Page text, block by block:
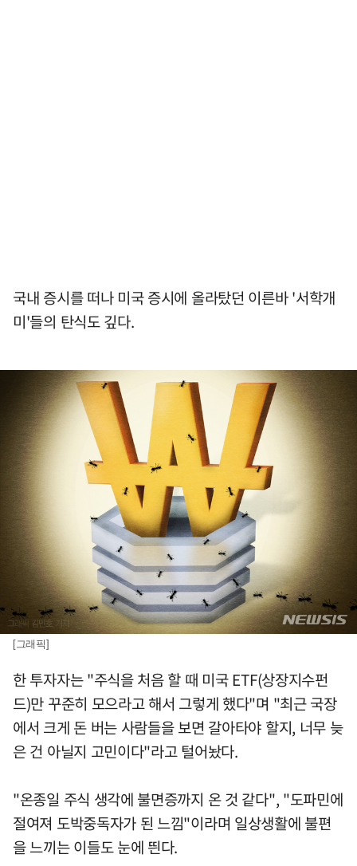
국내 증시를 떠나 미국 증시에 올라탔던 이른바 '서학개
미'들의 탄식도 깊다.
[그래픽]
한 투자자는 "주식을 처음 할 때 미국 ETF(상장지수펀
드)만 꾸준히 모으라고 해서 그렇게 했다"며 "최근 국장
에서 크게 돈 버는 사람들을 보면 갈아타야 할지, 너무 늦
은 건 아닐지 고민이다"라고 털어놨다.
"온종일 주식 생각에 불면증까지 온 것 같다", "도파민에
절여져 도박중독자가 된 느낌"이라며 일상생활에 불편
을 느끼는 이들도 눈에 띈다.